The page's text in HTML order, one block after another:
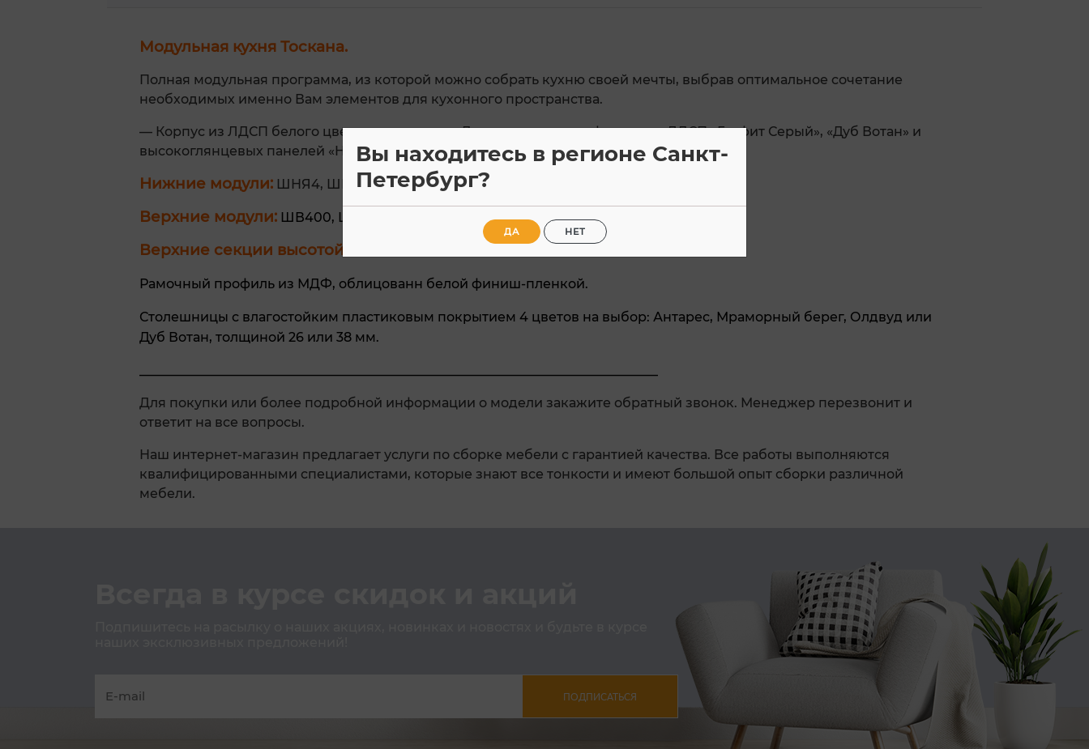
Модульная кухня Тоскана.
Полная модульная программа, из которой можно собрать кухню своей мечты, выбрав оптимальное сочетание
необходимых именно Вам элементов для кухонного пространства.
— Корпус из ЛДСП белого цвета с тиснением «Древесные поры», фасады из ЛДСП «Графит Серый», «Дуб Вотан» и
высокоглянцевых панелей «High Gloss» «Ваниль», «Белый»; стеклостворка.
Нижние модули: ШНЯ4, ШНД600, ШН600, ШНН800.
Верхние модули: ШВ400, ШВГ400 узкий, ШВС600, ШВ600.
Верхние секции высотой 920 мм.
Рамочный профиль из МДФ, облицованн белой финиш-пленкой.
Столешницы с влагостойким пластиковым покрытием 4 цветов на выбор: Антарес, Мраморный берег, Олдвуд или
Дуб Вотан, толщиной 26 или 38 мм.
Для покупки или более подробной информации о модели закажите обратный звонок. Менеджер перезвонит и
ответит на все вопросы.
Наш интернет-магазин предлагает услуги по сборке мебели с гарантией качества. Все работы выполняются
квалифицированными специалистами, которые знают все тонкости и имеют большой опыт сборки различной
мебели.
ПОДПИСАТЬСЯ
Вы находитесь в регионе Санкт-
Петербург?
ДА НЕТ